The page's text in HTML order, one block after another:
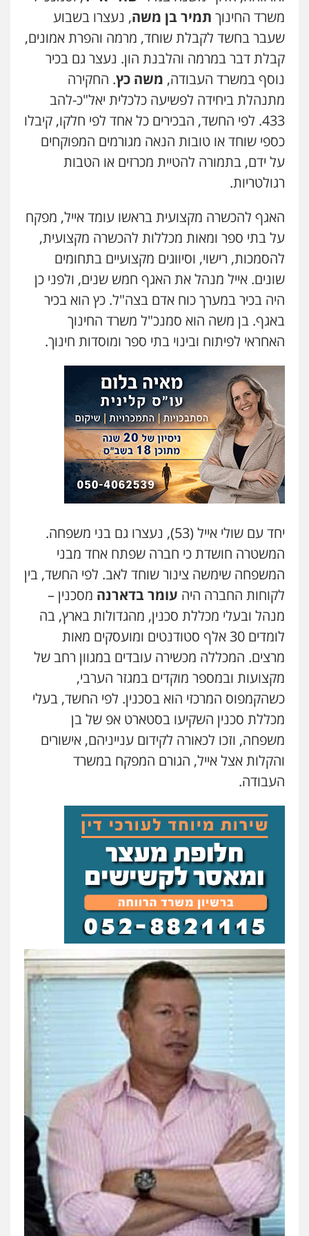
0545402829
עורך דין תמיר אלטיט
פלילי תעבורה
0545577862
אברהם שהבזי – משרד עורכי דין
מיסים כלכלי פלילי פשיעה כלכלית הלבנת
הון
0504456555
פלילי דיני תעבורה מעצרים וחקירות
פשיעה חמורה אסירים
0509636895
עו"ד יפעת שוורץ סיל
פלילי תעבורה
0523379525
עו"ד שילה ענבר
פלילי כלכלי מיסים הלבנת הון ייעוץ לעורכי
דין
0506216097
עו"ד אריה פטר
לשעבר סגן מנהל המחלקה הפלילית
בפרקליטות המדינה
0506217994
עו"ד יאיר בן סימון
פלילי תעבורה אזרחי נזיקין ביטוח
0505719060
עו"ד תמיר סולומון
פלילי כלכלי מיסים הלבנת הון
0528758840
עו"ד נס בן נתן
פלילי כלכלי פשיעה חמורה נוער
0505555110
עו"ד רן כהן רוכברגר
אסף כרמונה – עורך דין פלילי
פלילי פשיעה חמורה כלכלי
וחקירות
0522540777
שחר מנדלמן, שלומציון גבאי מנדלמן
– משרד עורכי דין
פלילי התמחות בייצוג בעבירות מין
0505522334
עו"ד יניב זוסמן
פלילי כלכלי פשיעה חמורה
וחקירות
0525199949
גיל פרידמן – משרד עו"ד
פלילי צווארון לבן מעצרים וחקירות
רישום פלילי
0503366733
עורך דין פלילי רובי גלבוע
פלילי פשיעה חמורה צווארון לבן תעבורה
0505537656
משרד החינוך תמיר בן משה, נעצרו בשבוע
שעבר בחשד לקבלת שוחד, מרמה והפרת אמונים,
קבלת דבר במרמה והלבנת הון. נעצר גם בכיר
נוסף במשרד העבודה, משה כץ. החקירה
מתנהלת ביחידה לפשיעה כלכלית יאל"כ-להב
433. לפי החשד, הבכירים כל אחד לפי חלקו, קיבלו
כספי שוחד או טובות הנאה מגורמים המפוקחים
על ידם, בתמורה להטיית מכרזים או הטבות
רגולטריות.
האגף להכשרה מקצועית בראשו עומד אייל, מפקח
על בתי ספר ומאות מכללות להכשרה מקצועית,
להסמכות, רישוי, וסיווגים מקצועיים בתחומים
שונים. אייל מנהל את האגף חמש שנים, ולפני כן
היה בכיר במערך כוח אדם בצה"ל. כץ הוא בכיר
באגף. בן משה הוא סמנכ"ל משרד החינוך
האחראי לפיתוח ובינוי בתי ספר ומוסדות חינוך.
יחד עם שולי אייל (53), נעצרו גם בני משפחה.
המשטרה חושדת כי חברה שפתח אחד מבני
המשפחה שימשה צינור שוחד לאב. לפי החשד, בין
לקוחות החברה היה עומר בדארנה מסכנין –
מנהל ובעלי מכללת סכנין, מהגדולות בארץ, בה
לומדים 30 אלף סטודנטים ומועסקים מאות
מרצים. המכללה מכשירה עובדים במגוון רחב של
מקצועות ובמספר מוקדים במגזר הערבי,
כשהקמפוס המרכזי הוא בסכנין. לפי החשד, בעלי
מכללת סכנין השקיעו בסטארט אפ של בן
משפחה, וזכו לכאורה לקידום ענייניהם, אישורים
והקלות אצל אייל, הגורם המפקח במשרד
העבודה.